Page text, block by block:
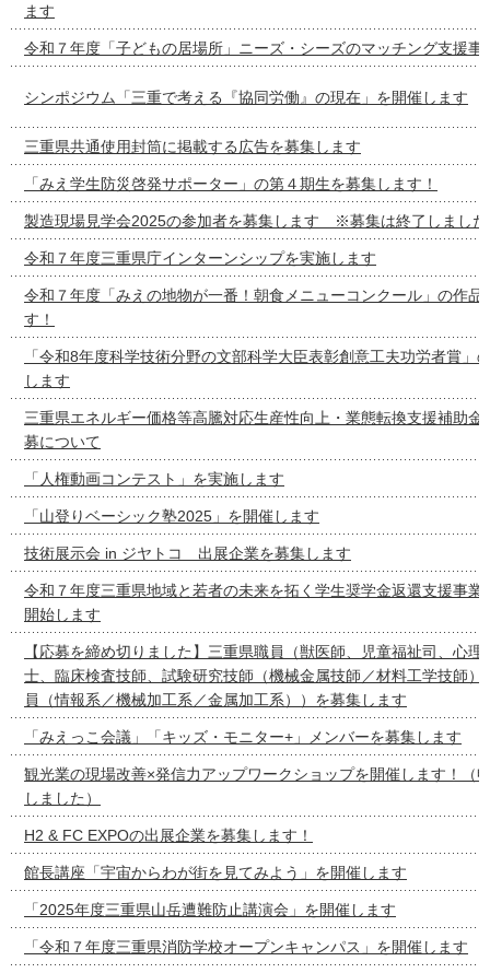
ます
令和７年度「子どもの居場所」ニーズ・シーズのマッチング支援事
シンポジウム「三重で考える『協同労働』の現在」を開催します
三重県共通使用封筒に掲載する広告を募集します
「みえ学生防災啓発サポーター」の第４期生を募集します！
製造現場見学会2025の参加者を募集します ※募集は終了しました
令和７年度三重県庁インターンシップを実施します
令和７年度「みえの地物が一番！朝食メニューコンクール」の作品
す！
「令和8年度科学技術分野の文部科学大臣表彰創意工夫功労者賞」
します
三重県エネルギー価格等高騰対応生産性向上・業態転換支援補助金
募について
「人権動画コンテスト」を実施します
「山登りベーシック塾2025」を開催します
技術展示会 in ジヤトコ 出展企業を募集します
令和７年度三重県地域と若者の未来を拓く学生奨学金返還支援事業
開始します
【応募を締め切りました】三重県職員（獣医師、児童福祉司、心理
士、臨床検査技師、試験研究技師（機械金属技師／材料工学技師）
員（情報系／機械加工系／金属加工系））を募集します
「みえっこ会議」「キッズ・モニター+」メンバーを募集します
観光業の現場改善×発信力アップワークショップを開催します！（
しました）
H2 & FC EXPOの出展企業を募集します！
館長講座「宇宙からわが街を見てみよう」を開催します
「2025年度三重県山岳遭難防止講演会」を開催します
「令和７年度三重県消防学校オープンキャンパス」を開催します